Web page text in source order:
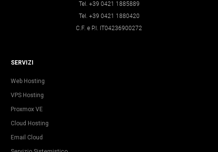
Tel. +39 0421 1885889
Tel. +39 0421 1880420
C.F. e P.I. IT04236900272
SERVIZI
Web Hosting
VPS Hosting
Proxmox VE
Cloud Hosting
Email Cloud